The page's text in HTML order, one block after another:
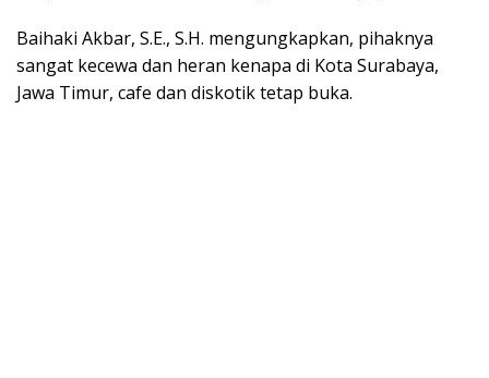
Baihaki Akbar, S.E., S.H. mengungkapkan, pihaknya
sangat kecewa dan heran kenapa di Kota Surabaya,
Jawa Timur, cafe dan diskotik tetap buka.